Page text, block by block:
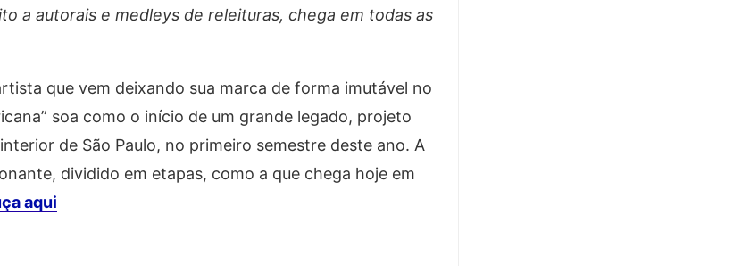
a autorais e medleys de releituras, chega em todas as
que vem deixando sua marca de forma imutável no
soa como o início de um grande legado, projeto
de São Paulo, no primeiro semestre deste ano. A
dividido em etapas, como a que chega hoje em
aqui